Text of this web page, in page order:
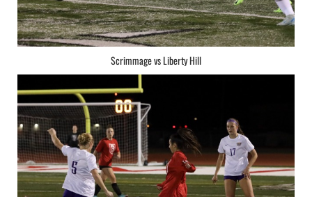
Scrimmage vs Liberty Hill